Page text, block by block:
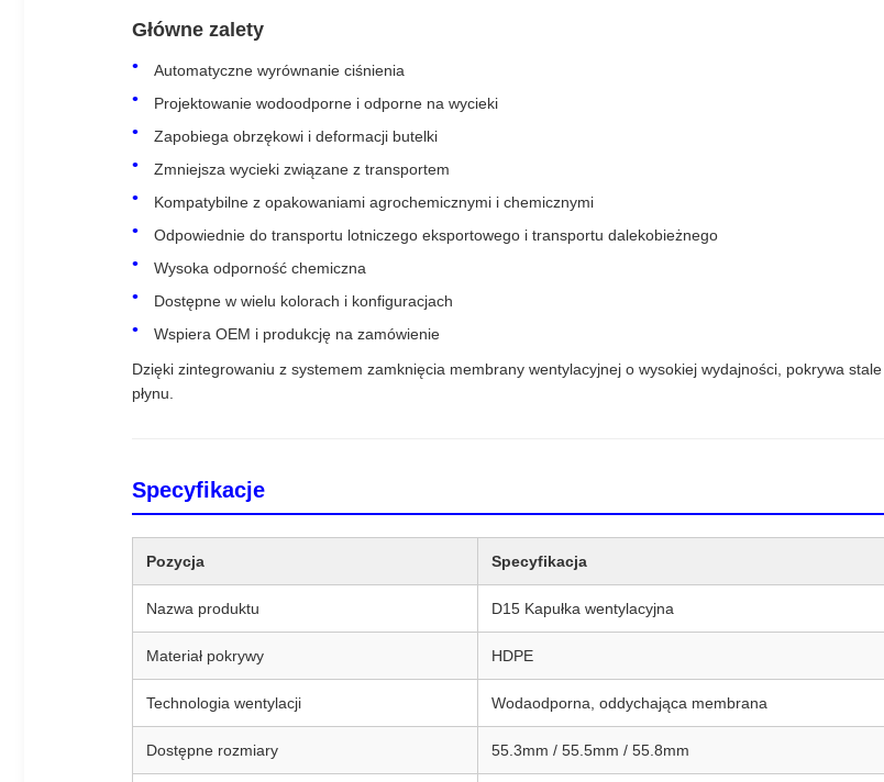
Główne zalety
Automatyczne wyrównanie ciśnienia
Projektowanie wodoodporne i odporne na wycieki
Zapobiega obrzękowi i deformacji butelki
Zmniejsza wycieki związane z transportem
Kompatybilne z opakowaniami agrochemicznymi i chemicznymi
Odpowiednie do transportu lotniczego eksportowego i transportu dalekobieżnego
Wysoka odporność chemiczna
Dostępne w wielu kolorach i konfiguracjach
Wspiera OEM i produkcję na zamówienie
Dzięki zintegrowaniu z systemem zamknięcia membrany wentylacyjnej o wysokiej wydajności, pokrywa
płynu.
Specyfikacje
Pozycja Specyfikacja
Nazwa produktu D15 Kapułka wentylacyjna
Materiał pokrywy HDPE
Technologia wentylacji Wodaodporna, oddychająca membrana
Dostępne rozmiary 55.3mm / 55.5mm / 55.8mm